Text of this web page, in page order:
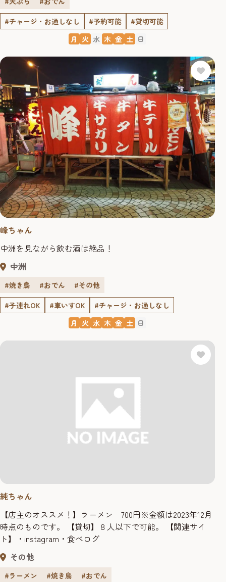
#チャージ・お通しなし
#予約可能
#貸切可能
月 火 水 木 金 土 日
峰ちゃん
中洲を見ながら飲む酒は絶品！
中洲
#焼き鳥 #おでん
#その他
#子連れOK
#車いすOK
#チャージ・お通しなし
月 火 水 木 金 土 日
純ちゃん
【店主のオススメ！】ラーメン 700円※金額は2023年12月
時点のものです。 【貸切】８人以下で可能。 【関連サイ
ト】・instagram・食べログ
その他
#ラーメン #焼き鳥
#おでん